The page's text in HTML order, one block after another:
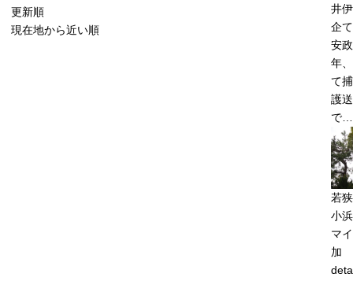
更新順
現在地から近い順
井
企
安
年
て
護
で…
若
小
マ
加